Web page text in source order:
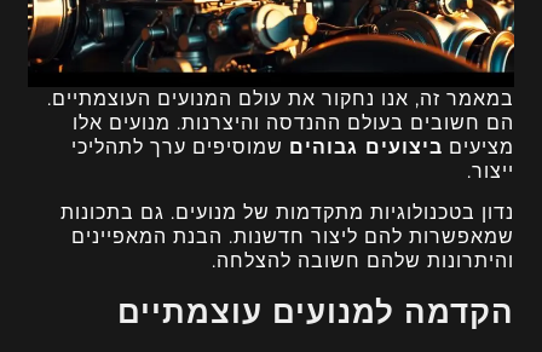
במאמר זה, אנו נחקור את עולם המנועים העוצמתיים.
הם חשובים בעולם ההנדסה והיצרנות. מנועים אלו
מציעים ביצועים גבוהים שמוסיפים ערך לתהליכי
ייצור.
נדון בטכנולוגיות מתקדמות של מנועים. גם בתכונות
שמאפשרות להם ליצור חדשנות. הבנת המאפיינים
והיתרונות שלהם חשובה להצלחה.
הקדמה למנועים עוצמתיים